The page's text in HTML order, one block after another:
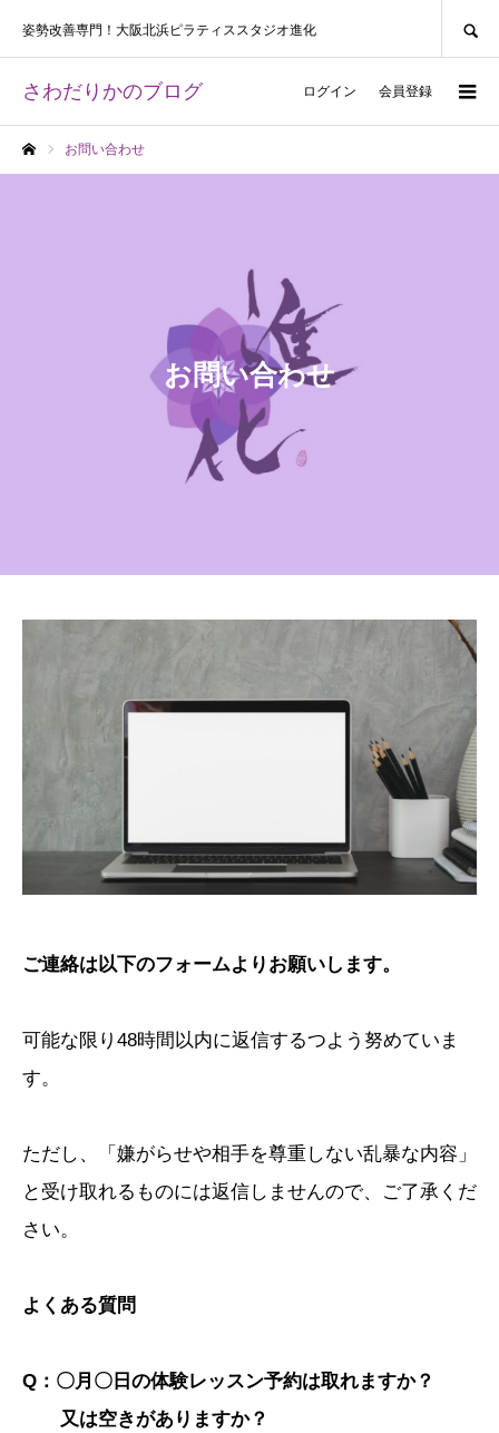
さわだりかのブログ
姿勢改善専門！大阪北浜ピラティススタジオ進化
ログイン 会員登録
お問い合わせ
お問い合わせ
ご連絡は以下のフォームよりお願いします。
可能な限り48時間以内に返信するつよう努めていま
す。
ただし、「嫌がらせや相手を尊重しない乱暴な内容」
と受け取れるものには返信しませんので、ご了承くだ
さい。
よくある質問
Q：〇月〇日の体験レッスン予約は取れますか？
又は空きがありますか？